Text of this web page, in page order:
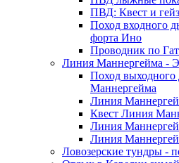
ПВД: Квест и
Поход входного
форта Ино
Проводник по
Линия Маннергейма -
Поход
Маннергейма
Линия
Квест Линия
Линия
Линия
Ловозерские тундры -